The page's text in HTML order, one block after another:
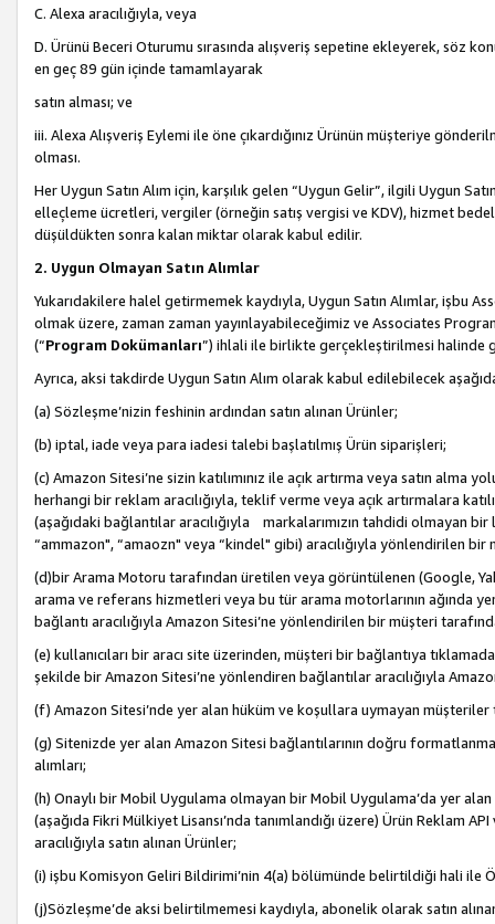
C. Alexa aracılığıyla, veya
D. Ürünü Beceri Oturumu sırasında alışveriş sepetine ekleyerek, söz
en geç 89 gün içinde tamamlayarak
satın alması; ve
iii. Alexa Alışveriş Eylemi ile öne çıkardığınız Ürünün müşteriye
olması.
Her Uygun Satın Alım için, karşılık gelen “Uygun Gelir”, ilgili Uygun
elleçleme ücretleri, vergiler (örneğin satış vergisi ve KDV), hizmet
düşüldükten sonra kalan miktar olarak kabul edilir.
2. Uygun Olmayan Satın Alımlar
Yukarıdakilere halel getirmemek kaydıyla, Uygun Satın Alımlar, işbu
olmak üzere, zaman zaman yayınlayabileceğimiz ve Associates
(“Program Dokümanları”) ihlali ile birlikte gerçekleştirilmesi halinde
Ayrıca, aksi takdirde Uygun Satın Alım olarak kabul edilebilecek
(a) Sözleşme’nizin feshinin ardından satın alınan Ürünler;
(b) iptal, iade veya para iadesi talebi başlatılmış Ürün siparişleri;
(c) Amazon Sitesi’ne sizin katılımınız ile açık artırma veya satın alma
herhangi bir reklam aracılığıyla, teklif verme veya açık artırmalara
(aşağıdaki bağlantılar aracılığıyla markalarımızın tahdidi olmayan
“ammazon", “amaozn" veya “kindel" gibi) aracılığıyla yönlendirilen
(d)bir Arama Motoru tarafından üretilen veya görüntülenen (Google,
arama ve referans hizmetleri veya bu tür arama motorlarının ağında
bağlantı aracılığıyla Amazon Sitesi’ne yönlendirilen bir müşteri
(e) kullanıcıları bir aracı site üzerinden, müşteri bir bağlantıya
şekilde bir Amazon Sitesi’ne yönlendiren bağlantılar aracılığıyla
(f) Amazon Sitesi’nde yer alan hüküm ve koşullara uymayan müşteriler
(g) Sitenizde yer alan Amazon Sitesi bağlantılarının doğru
alımları;
(h) Onaylı bir Mobil Uygulama olmayan bir Mobil Uygulama’da yer
(aşağıda Fikri Mülkiyet Lisansı’nda tanımlandığı üzere) Ürün Reklam
aracılığıyla satın alınan Ürünler;
(i) işbu Komisyon Geliri Bildirimi’nin 4(a) bölümünde belirtildiği hali ile
(j)Sözleşme’de aksi belirtilmemesi kaydıyla, abonelik olarak satın